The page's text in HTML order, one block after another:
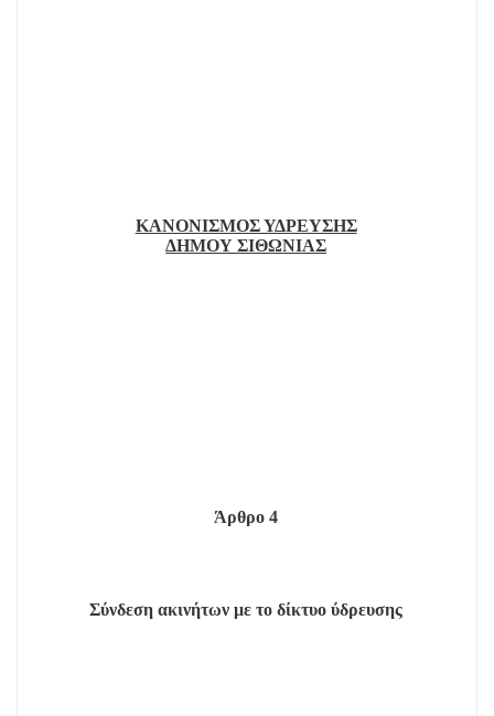
ΚΑΝΟΝΙΣΜΟΣ ΥΔΡΕΥΣΗΣ
ΔΗΜΟΥ ΣΙΘΩΝΙΑΣ
Άρθρο 4
Σύνδεση ακινήτων με το δίκτυο ύδρευσης